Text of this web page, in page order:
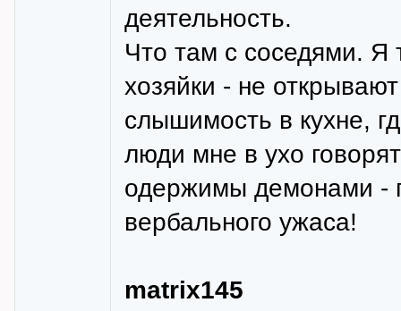
деятельность.
Что там с соседями. Я
хозяйки - не
слышимость в кухне,
люди мне в ухо
одержимы демонами -
вербального ужаса!
matrix145